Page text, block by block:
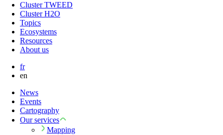
Cluster TWEED
Cluster H2O
Topics
Ecosystems
Resources
About us
fr
en
News
Events
Cartography
Our services
Mapping